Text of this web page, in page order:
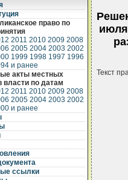
право по
2011 2010 2009 2008
2005 2004 2003 2002
1999 1998 1997 1996
и ранее
акты местных
власти по датам
2011 2010 2009 2008
2005 2004 2003 2002
и ранее
ссылки
Текст